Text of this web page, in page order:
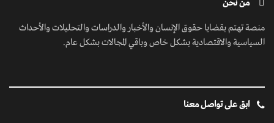
من نحن
منصة تهتم بقضايا حقوق الإنسان والأخبار والدراسات والتحليلات والأحداث
السياسية والاقتصادية بشكل خاص وباقي المجالات بشكل عام.
ابق على تواصل معنا